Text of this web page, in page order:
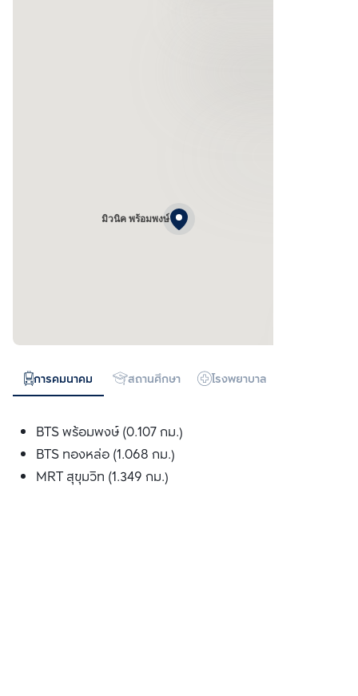
มิวนิค พร้อมพงษ์
การคมนาคม สถานศึกษา โรงพยาบาล
BTS พร้อมพงษ์ (0.107 กม.)
BTS ทองหล่อ (1.068 กม.)
MRT สุขุมวิท (1.349 กม.)